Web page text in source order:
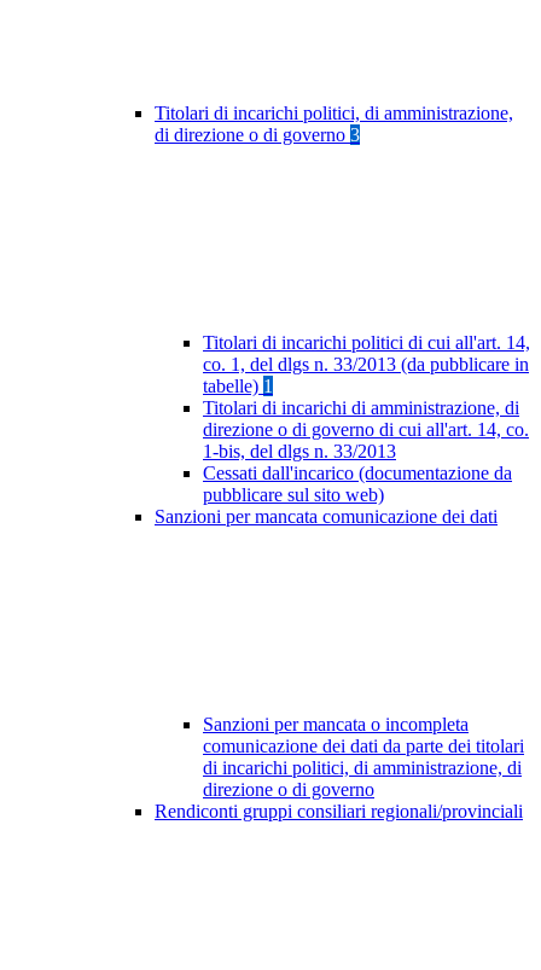
Titolari di incarichi politici, di amministrazione,
di direzione o di governo 3
Titolari di incarichi politici di cui all'art. 14,
co. 1, del dlgs n. 33/2013 (da pubblicare in
tabelle) 1
Titolari di incarichi di amministrazione, di
direzione o di governo di cui all'art. 14, co.
1-bis, del dlgs n. 33/2013
Cessati dall'incarico (documentazione da
pubblicare sul sito web)
Sanzioni per mancata comunicazione dei dati
Sanzioni per mancata o incompleta
comunicazione dei dati da parte dei titolari
di incarichi politici, di amministrazione, di
direzione o di governo
Rendiconti gruppi consiliari regionali/provinciali